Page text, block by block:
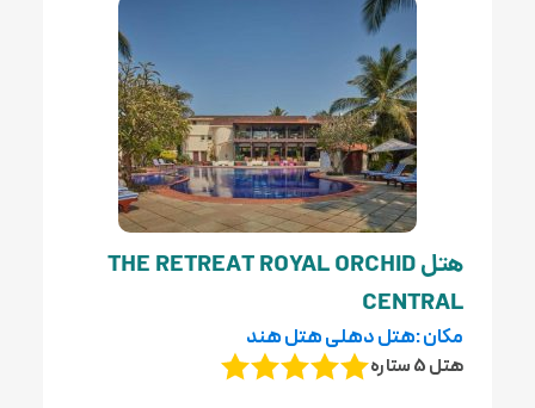
هتل THE RETREAT ROYAL ORCHID
CENTRAL
مکان :هتل دهلی هتل هند
هتل 5 ستاره